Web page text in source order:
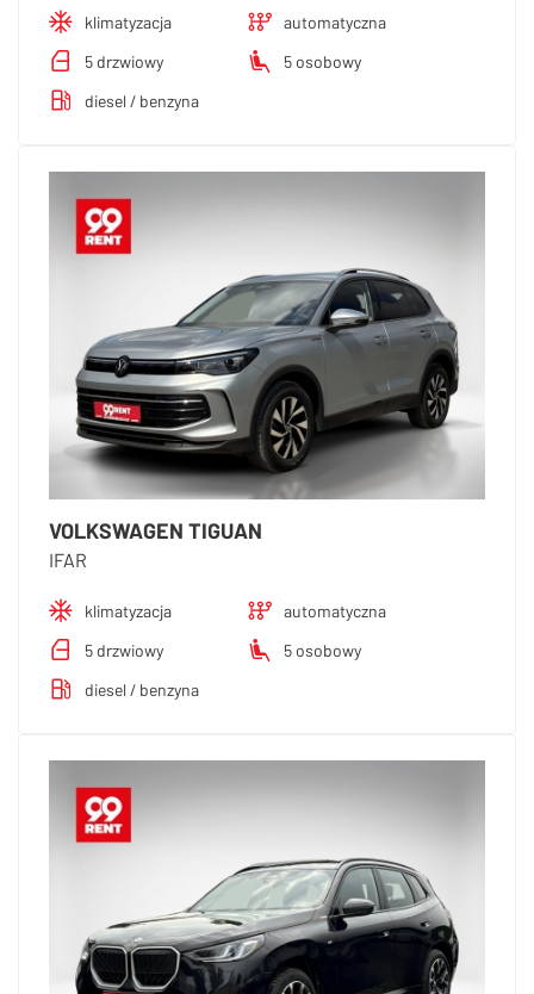
klimatyzacja
automatyczna
5 drzwiowy
5 osobowy
diesel / benzyna
VOLKSWAGEN TIGUAN
IFAR
klimatyzacja
automatyczna
5 drzwiowy
5 osobowy
diesel / benzyna